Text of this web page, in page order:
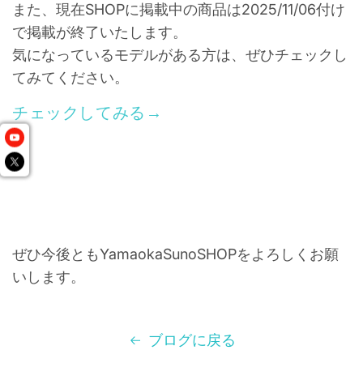
また、現在SHOPに掲載中の商品は2025/11/06付け
で掲載が終了いたします。
気になっているモデルがある方は、ぜひチェックし
てみてください。
チェックしてみる→
ぜひ今後ともYamaokaSunoSHOPをよろしくお願
いします。
ブログに戻る